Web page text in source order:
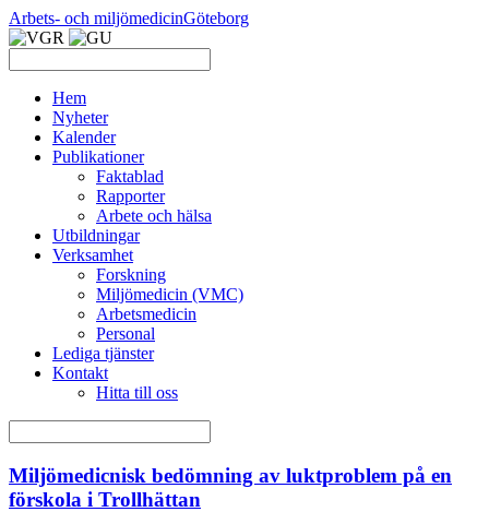
Arbets- och miljömedicinGöteborg
Hem
Nyheter
Kalender
Publikationer
Faktablad
Rapporter
Arbete och hälsa
Utbildningar
Verksamhet
Forskning
Miljömedicin (VMC)
Arbetsmedicin
Personal
Lediga tjänster
Kontakt
Hitta till oss
Miljömedicnisk bedömning av luktproblem på en
förskola i Trollhättan